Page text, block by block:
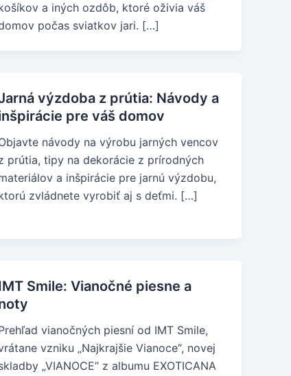
a iných ozdôb, ktoré oživia váš
počas sviatkov jari. […]
výzdoba z prútia: Návody a
pre váš domov
návody na výrobu jarných vencov
prútia, tipy na dekorácie z prírodných
a inšpirácie pre jarnú výzdobu,
zvládnete vyrobiť aj s deťmi. […]
Smile: Vianočné piesne a
vianočných piesní od IMT Smile,
vzniku „Najkrajšie Vianoce“, novej
„VIANOCE“ z albumu EXOTICANA